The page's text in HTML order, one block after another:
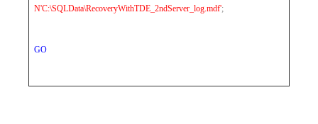
N'C:\SQLData\RecoveryWithTDE_2ndServer_log.mdf';
GO